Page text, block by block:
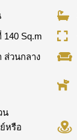
Sq.m
ส่วนกลาง
น
หรือ